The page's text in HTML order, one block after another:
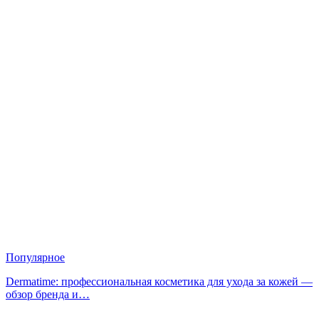
Популярное
Dermatime: профессиональная косметика для ухода за кожей —
обзор бренда и…